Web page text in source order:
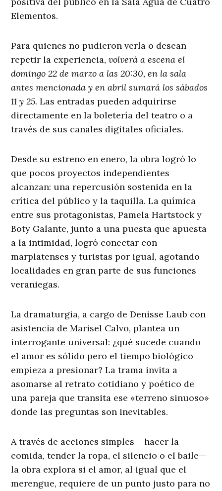
Elementos.
Para quienes no pudieron verla o desean
repetir la experiencia,volverá a escena el
domingo 22 de marzo a las 20:30, en la sala
antes mencionada y en abril sumará los sábados
11 y 25. Las entradas pueden adquirirse
directamente en la boletería del teatro o a
través de sus canales digitales oficiales.
Desde su estreno en enero, la obra logró lo
que pocos proyectos independientes
alcanzan: una repercusión sostenida en la
crítica del público y la taquilla. La química
entre sus protagonistas, Pamela Hartstock y
Boty Galante, junto a una puesta que apuesta
a la intimidad, logró conectar con
marplatenses y turistas por igual, agotando
localidades en gran parte de sus funciones
veraniegas.
La dramaturgia, a cargo de Denisse Laub con
asistencia de Marisel Calvo, plantea un
interrogante universal: ¿qué sucede cuando
el amor es sólido pero el tiempo biológico
empieza a presionar? La trama invita a
asomarse al retrato cotidiano y poético de
una pareja que transita ese «terreno sinuoso»
donde las preguntas son inevitables.
A través de acciones simples —hacer la
comida, tender la ropa, el silencio o el baile—
la obra explora si el amor, al igual que el
merengue, requiere de un punto justo para no